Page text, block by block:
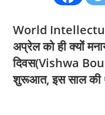
World
अप्रेल को ही क्‍योंं
दिवस(Vishwa
शुरूआत, इस साल की